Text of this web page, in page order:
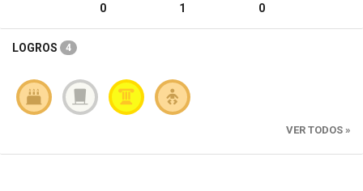
0 1 0
LOGROS 4
VER TODOS »